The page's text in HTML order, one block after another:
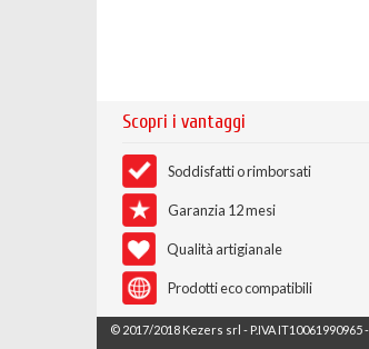
Scopri i vantaggi
Soddisfatti o rimborsati
Garanzia 12 mesi
Qualità artigianale
Prodotti eco compatibili
© 2017/2018 Kezers srl - P.IVA